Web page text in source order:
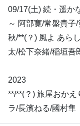
09/17(土) 続・遥か
～ 阿部寛/常盤貴子/
秋/**(？) 風よ あら
太/松下奈緒/稲垣吾
2023
**/**(？) 旅屋おか
ラ/長濱ねる/國村隼